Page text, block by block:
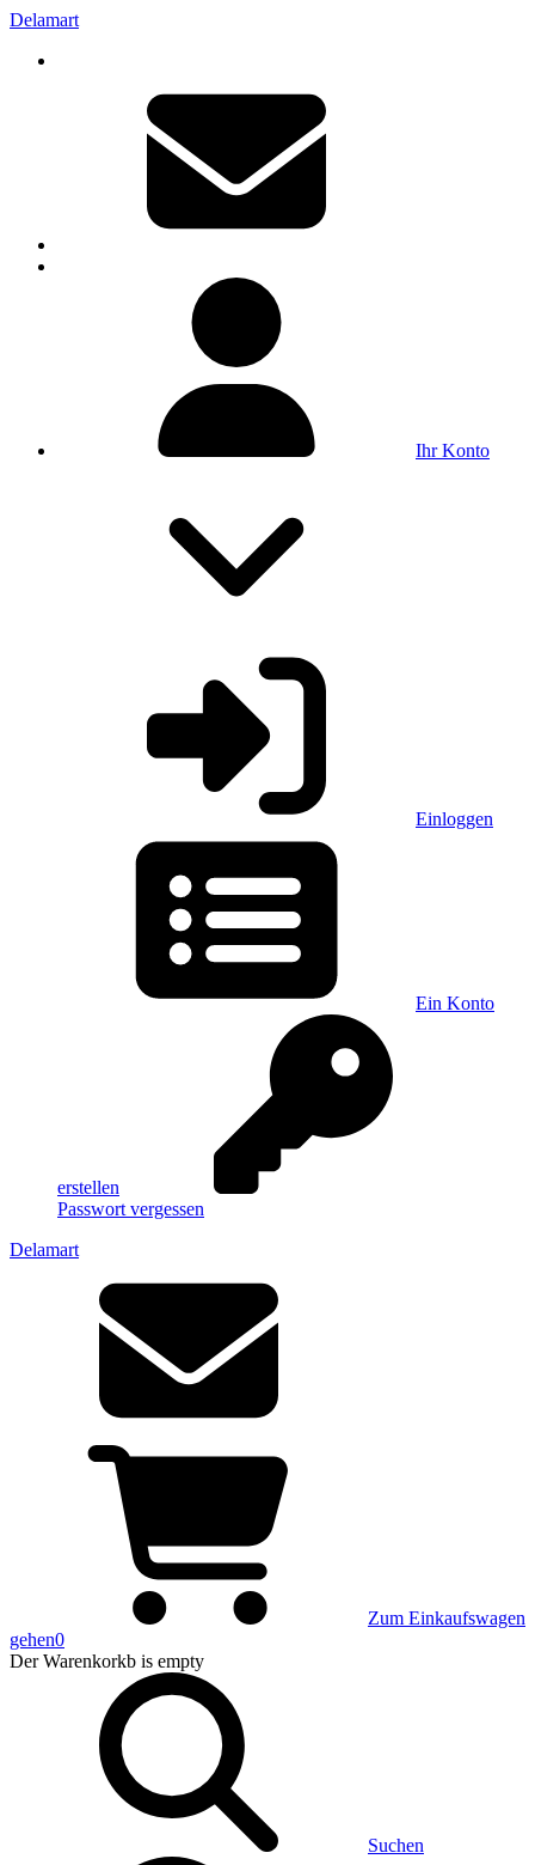
Delamart
Ihr Konto
Einloggen
Ein Konto
erstellen
Passwort vergessen
Delamart
Zum Einkaufswagen
gehen0
Der Warenkorkb is empty
Suchen